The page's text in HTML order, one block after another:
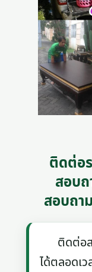
ติดต่อ
สอบถ
สอบถา
ติดต่อส
ได้ตลอดเ